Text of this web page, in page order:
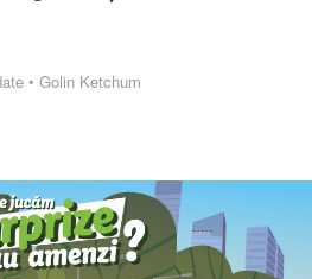
• Golin Ketchum